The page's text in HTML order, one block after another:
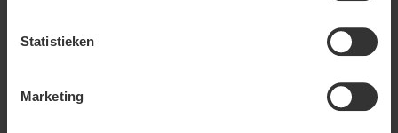
Statistieken
Marketing
2011